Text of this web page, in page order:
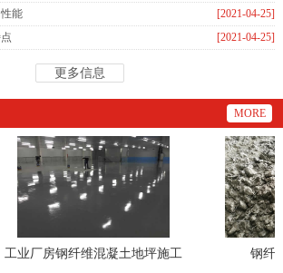
[2021-04-25]
能
[2021-04-25]
更多信息
MORE
业厂房钢纤维混凝土地坪施工
钢纤维